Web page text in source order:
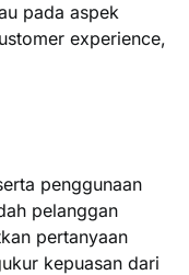
pada aspek
experience,
penggunaan
pelanggan
pertanyaan
kepuasan dari